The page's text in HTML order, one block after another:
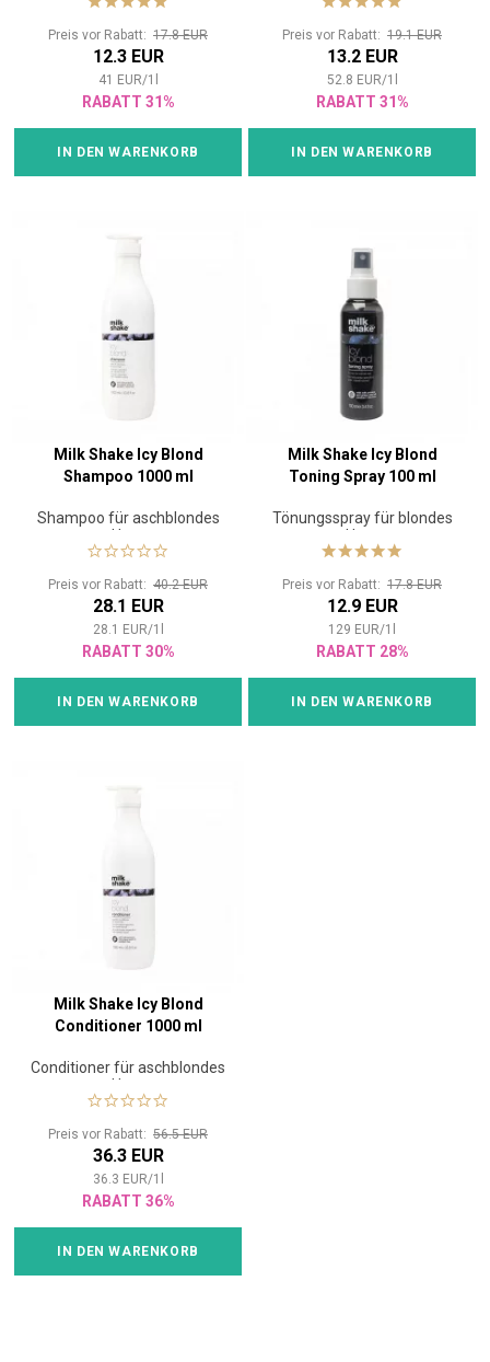
Preis vor Rabatt: 17.8 EUR
12.3 EUR
41 EUR/1
RABATT 31%
IN DEN WARENKORB
Preis vor Rabatt: 19.1 EUR
13.2 EUR
52.8 EUR/1
RABATT 31%
IN DEN WARENKORB
Milk Shake Icy Blond
Shampoo 1000 ml
Shampoo für aschblondes
Haar
Preis vor Rabatt: 40.2 EUR
28.1 EUR
28.1 EUR/1
RABATT 30%
IN DEN WARENKORB
Milk Shake Icy Blond
Toning Spray 100 ml
Tönungsspray für blondes
Haar
Preis vor Rabatt: 17.8 EUR
12.9 EUR
129 EUR/1
RABATT 28%
IN DEN WARENKORB
Milk Shake Icy Blond
Conditioner 1000 ml
Conditioner für aschblondes
Haar
Preis vor Rabatt: 56.5 EUR
36.3 EUR
36.3 EUR/1
RABATT 36%
IN DEN WARENKORB